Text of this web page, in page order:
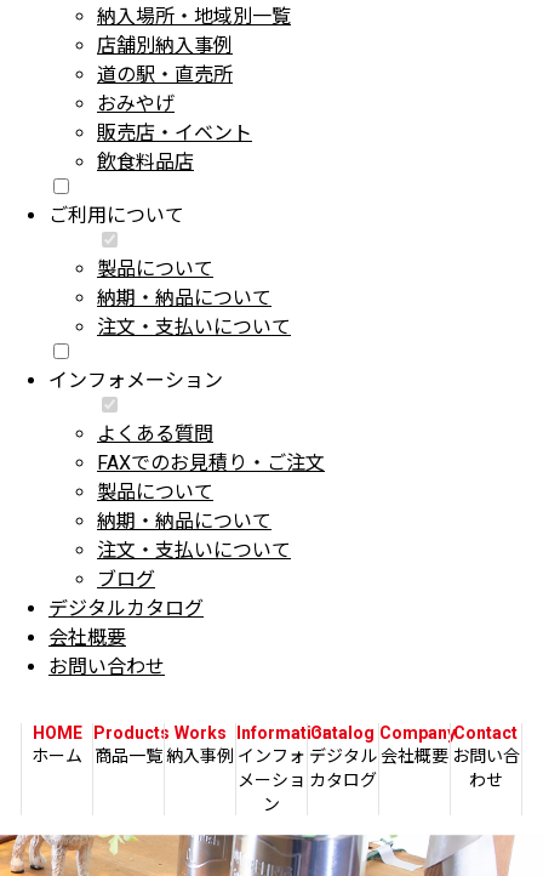
納入場所・地域別一覧
店舗別納入事例
道の駅・直売所
おみやげ
販売店・イベント
飲食料品店
ご利用について
製品について
納期・納品について
注文・支払いについて
インフォメーション
よくある質問
FAXでのお見積り・ご注文
製品について
納期・納品について
注文・支払いについて
ブログ
デジタルカタログ
会社概要
お問い合わせ
HOME
ホーム
Products
商品一覧
Works
納入事例
Information
インフォ
メーショ
ン
Catalog
デジタル
カタログ
Company
会社概要
Contact
お問い合
わせ